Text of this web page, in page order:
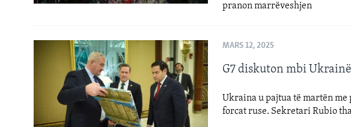
pranon marrëveshjen
MARS 12, 2025
G7 diskuton mbi
Ukraina u pajtua të martën
forcat ruse. Sekretari Rubio